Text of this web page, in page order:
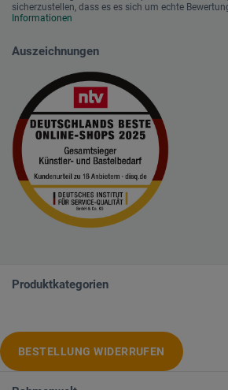
sicherzustellen, dass es es sich um echte
Informationen
Auszeichnungen
Produktkategorien
BESTELLUNG WIDERRUFEN